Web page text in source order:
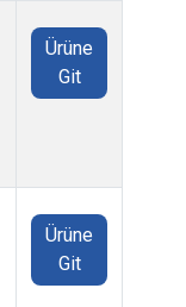
Ürüne
Git
Ürüne
Git